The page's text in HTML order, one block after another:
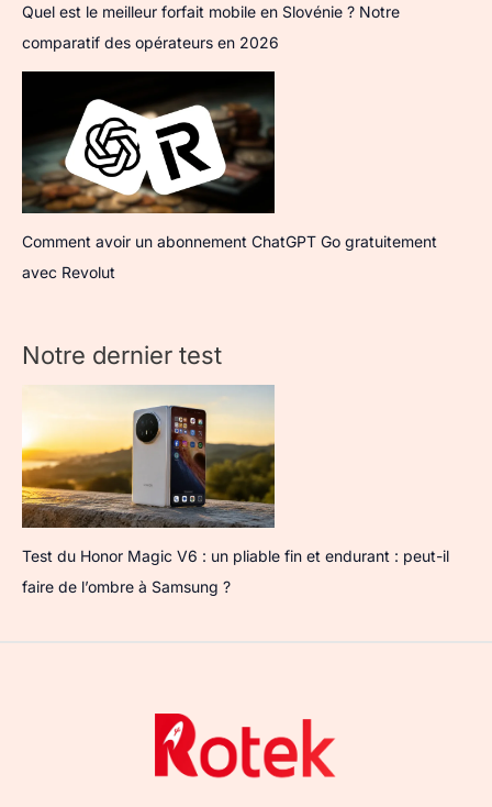
Quel est le meilleur forfait mobile en Slovénie ? Notre
comparatif des opérateurs en 2026
Comment avoir un abonnement ChatGPT Go gratuitement
avec Revolut
Notre dernier test
Test du Honor Magic V6 : un pliable fin et endurant : peut-il
faire de l’ombre à Samsung ?